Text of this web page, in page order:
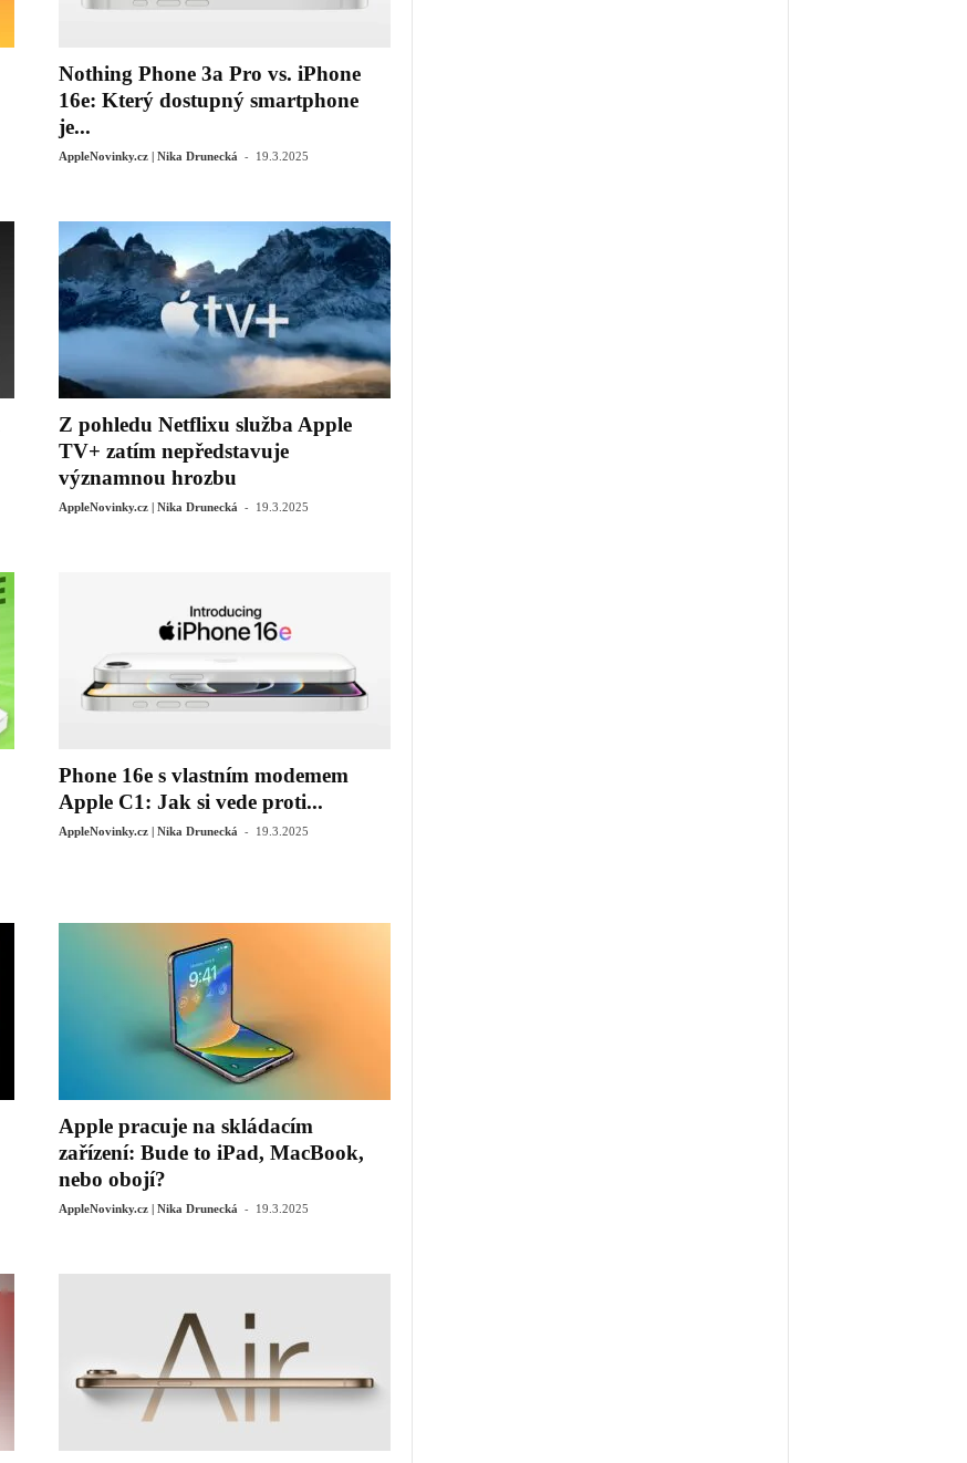
Nothing Phone 3a Pro vs. iPhone
16e: Který dostupný smartphone
je...
AppleNovinky.cz | Nika Drunecká - 19.3.2025
Z pohledu Netflixu služba Apple
TV+ zatím nepředstavuje
významnou hrozbu
AppleNovinky.cz | Nika Drunecká - 19.3.2025
Phone 16e s vlastním modemem
Apple C1: Jak si vede proti...
AppleNovinky.cz | Nika Drunecká - 19.3.2025
Apple pracuje na skládacím
zařízení: Bude to iPad, MacBook,
nebo obojí?
AppleNovinky.cz | Nika Drunecká - 19.3.2025